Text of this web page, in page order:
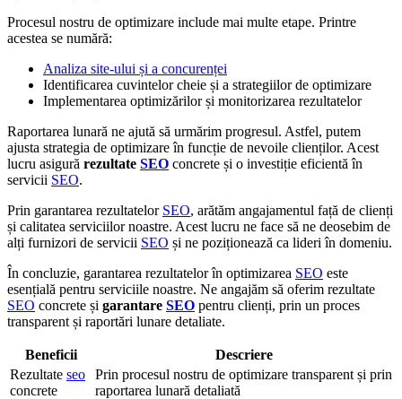
Procesul nostru de optimizare include mai multe etape. Printre
acestea se numără:
Analiza site-ului și a concurenței
Identificarea cuvintelor cheie și a strategiilor de optimizare
Implementarea optimizărilor și monitorizarea rezultatelor
Raportarea lunară ne ajută să urmărim progresul. Astfel, putem
ajusta strategia de optimizare în funcție de nevoile clienților. Acest
lucru asigură rezultate SEO concrete și o investiție eficientă în
servicii SEO.
Prin garantarea rezultatelor SEO, arătăm angajamentul față de clienți
și calitatea serviciilor noastre. Acest lucru ne face să ne deosebim de
alți furnizori de servicii SEO și ne poziționează ca lideri în domeniu.
În concluzie, garantarea rezultatelor în optimizarea SEO este
esențială pentru serviciile noastre. Ne angajăm să oferim rezultate
SEO concrete și garantare SEO pentru clienți, prin un proces
transparent și raportări lunare detaliate.
Beneficii
Descriere
Rezultate seo
concrete
Prin procesul nostru de optimizare transparent și prin
raportarea lunară detaliată